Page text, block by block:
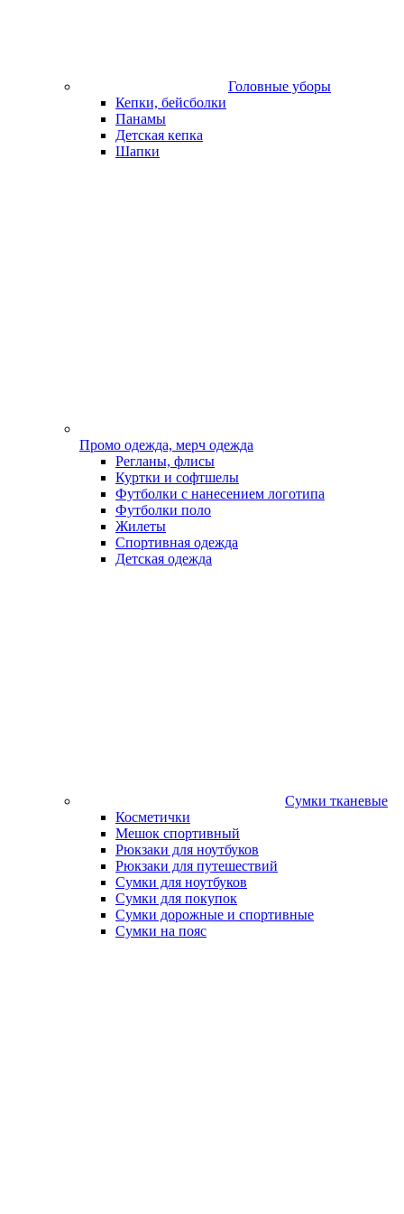
Головные уборы
Кепки, бейсболки
Панамы
Детская кепка
Шапки
Промо одежда, мерч одежда
Регланы, флисы
Куртки и софтшелы
Футболки с нанесением логотипа
Футболки поло
Жилеты
Спортивная одежда
Детская одежда
Сумки тканевые
Косметички
Мешок спортивный
Рюкзаки для ноутбуков
Рюкзаки для путешествий
Сумки для ноутбуков
Сумки для покупок
Сумки дорожные и спортивные
Сумки на пояс